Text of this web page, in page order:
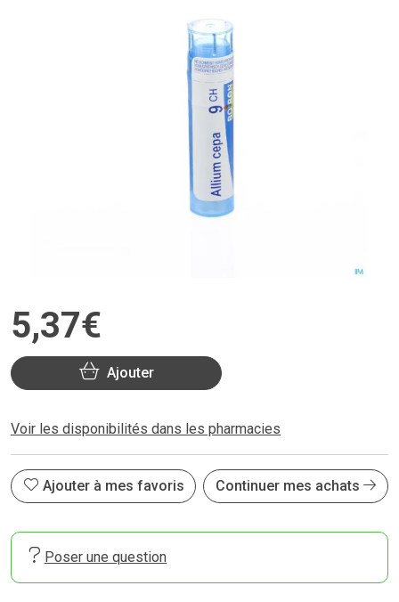
5,37€
Ajouter
Voir les disponibilités dans les pharmacies
Ajouter à mes favoris Continuer mes achats
Poser une question